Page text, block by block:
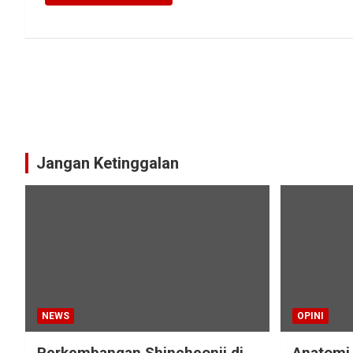
Jangan Ketinggalan
NEWS OPINI